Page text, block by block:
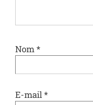
Nom*
E-mail*